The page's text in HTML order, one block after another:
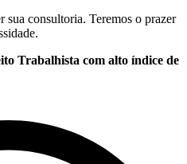
sua consultoria. Teremos o prazer
Trabalhista com alto índice de